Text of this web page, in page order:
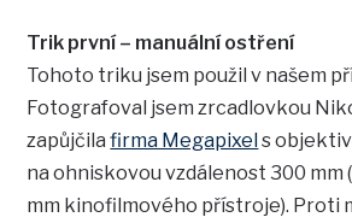
Trik první – manuální ostření
Tohoto triku jsem použil v našem
Fotografoval jsem zrcadlovkou
zapůjčilafirma Megapixel s
na ohniskovou vzdálenost 300 mm
mm kinofilmového přístroje). Proti